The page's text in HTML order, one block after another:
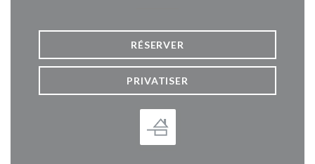
RÉSERVER
PRIVATISER